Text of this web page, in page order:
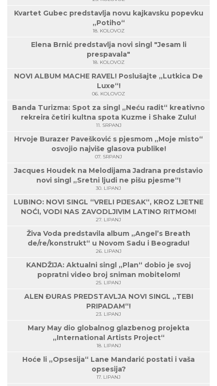
Kvartet Gubec predstavlja novu kajkavsku popevku
„Potiho“
18. KOLOVOZ
Elena Brnić predstavlja novi singl "Jesam li
prespavala"
18. KOLOVOZ
NOVI ALBUM MACHE RAVEL! Poslušajte „Lutkica De
Luxe“!
06. KOLOVOZ
Banda Turizma: Spot za singl „Neću radit“ kreativno
rekreira četiri kultna spota Kuzme i Shake Zulu!
11. SRPANJ
Hrvoje Burazer Pavešković s pjesmom „Moje misto“
osvojio najviše glasova publike!
07. SRPANJ
Jacques Houdek na Melodijama Jadrana predstavio
novi singl „Sretni ljudi ne pišu pjesme“!
30. LIPANJ
LUBINO: NOVI SINGL “VRELI PIJESAK“, KROZ LJETNE
NOĆI, VODI NAS ZAVODLJIVIM LATINO RITMOM!
27. LIPANJ
Živa Voda predstavila album „Angel’s Breath
de/re/konstrukt“ u Novom Sadu i Beogradu!
26. LIPANJ
KANDŽIJA: Aktualni singl „Plan“ dobio je svoj
popratni video broj sniman mobitelom!
25. LIPANJ
ALEN ĐURAS PREDSTAVLJA NOVI SINGL „TEBI
PRIPADAM“!
23. LIPANJ
Mary May dio globalnog glazbenog projekta
„International Artists Project“
18. LIPANJ
Hoće li „Opsesija“ Lane Mandarić postati i vaša
opsesija?
17. LIPANJ